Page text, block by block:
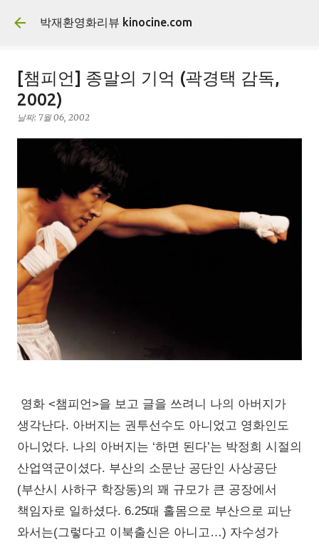
기본 콘텐츠로 건너뛰기
박재환영화리뷰 kinocine.com
[챔피언] 종말의 기억 (곽경택 감독,
2002)
날짜: 7월 06, 2002
영화 <챔피언>을 보고 글을 쓰려니 나의 아버지가
생각난다. 아버지는 권투선수도 아니었고 영화인도
아니었다. 나의 아버지는 ‘하면 된다’는 박정희 시절의
산업역군이셨다. 부산의 소문난 공단인 사상공단
(부산시 사하구 학장동)의 꽤 규모가 큰 공장에서
책임자로 일하셨다. 6.25때 홀몸으로 부산으로 피난
와서는(그렇다고 이북출신은 아니고…) 자수성가